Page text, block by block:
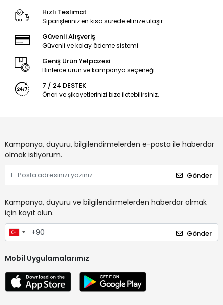
Hızlı Teslimat
Siparişleriniz en kısa sürede elinize ulaşır.
Güvenli Alışveriş
Güvenli ve kolay ödeme sistemi
Geniş Ürün Yelpazesi
Binlerce ürün ve kampanya seçeneği
7 / 24 DESTEK
Öneri ve şikayetlerinizi bize iletebilirsiniz.
Kampanya, duyuru, bilgilendirmelerden e-posta ile haberdar
olmak istiyorum.
Gönder
Kampanya, duyuru ve bilgilendirmelerden haberdar olmak
için kayıt olun.
Gönder
Mobil Uygulamalarımız